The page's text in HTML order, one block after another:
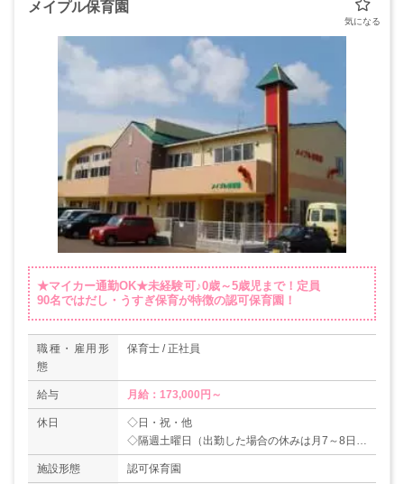
メイプル保育園
★マイカー通勤OK★未経験可♪0歳～5歳児まで！定員
90名ではだし・うすぎ保育が特徴の認可保育園！
職種・雇用形
態
保育士 / 正社員
給与 月給：173,000円～
休日
◇日・祝・他
◇隔週土曜日（出勤した場合の休みは月7～8日）
◇夏季休暇
◇年末年始（31日～3日）
施設形態 認可保育園